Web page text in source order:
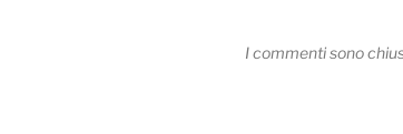
I commenti sono